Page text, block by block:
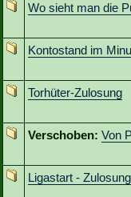
Wo sieht man die
Kontostand im
Torhüter-Zulosung
Verschoben: Von
Ligastart -